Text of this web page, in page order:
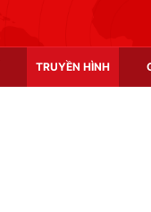
TRUYỀN HÌNH